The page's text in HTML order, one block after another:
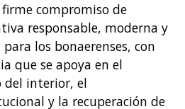
firme compromiso de
responsable, moderna y
los bonaerenses, con
que se apoya en el
del interior, el
y la recuperación de